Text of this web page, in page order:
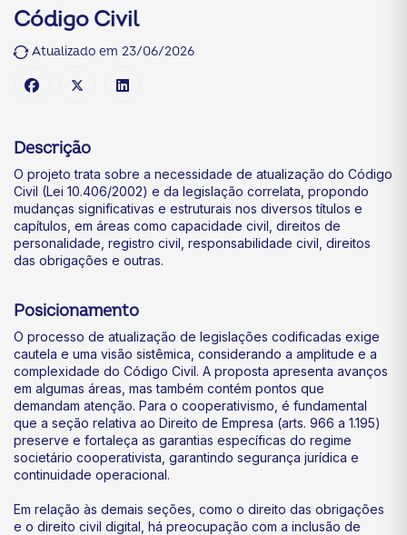
Código Civil
Atualizado em 23/06/2026
Descrição
O projeto trata sobre a necessidade de atualização do Código
Civil (Lei 10.406/2002) e da legislação correlata, propondo
mudanças significativas e estruturais nos diversos títulos e
capítulos, em áreas como capacidade civil, direitos de
personalidade, registro civil, responsabilidade civil, direitos
das obrigações e outras.
Posicionamento
O processo de atualização de legislações codificadas exige
cautela e uma visão sistêmica, considerando a amplitude e a
complexidade do Código Civil. A proposta apresenta avanços
em algumas áreas, mas também contém pontos que
demandam atenção. Para o cooperativismo, é fundamental
que a seção relativa ao Direito de Empresa (arts. 966 a 1.195)
preserve e fortaleça as garantias específicas do regime
societário cooperativista, garantindo segurança jurídica e
continuidade operacional.
Em relação às demais seções, como o direito das obrigações
e o direito civil digital, há preocupação com a inclusão de